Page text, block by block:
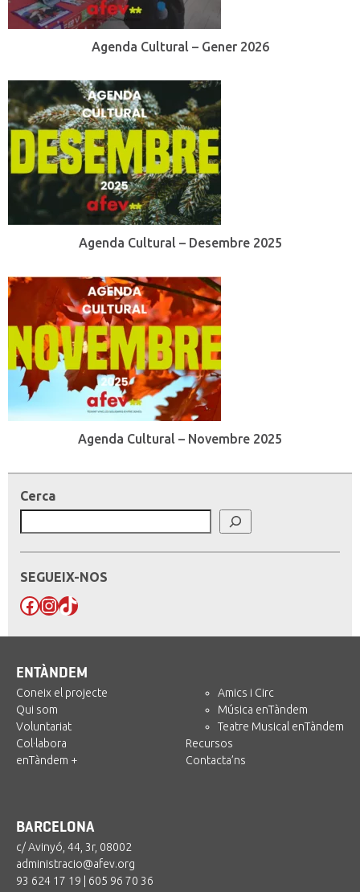
Agenda Cultural – Gener 2026
Agenda Cultural – Desembre 2025
Agenda Cultural – Novembre 2025
Cerca
SEGUEIX-NOS
Facebook
Instagram
TikTok
ENTÀNDEM
Coneix el projecte
Qui som
Voluntariat
Col·labora
enTàndem +
Amics i Circ
Música enTàndem
Teatre Musical enTàndem
Recursos
Contacta’ns
BARCELONA
c/ Avinyó, 44, 3r, 08002
administracio@afev.org
93 624 17 19
605 96 70 36